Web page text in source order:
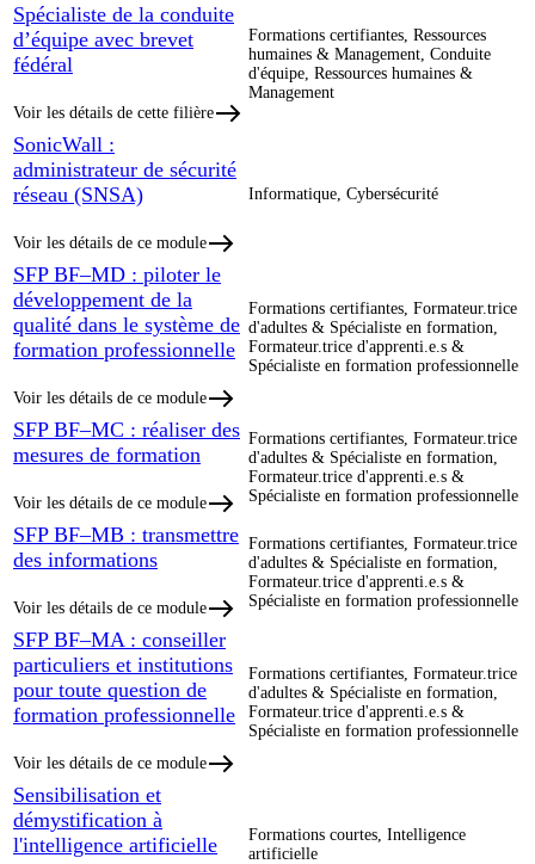
Spécialiste de la conduite
d’équipe avec brevet
fédéral
Voir les détails de cette filière
Formations certifiantes, Ressources
humaines & Management, Conduite
d'équipe, Ressources humaines &
Management
SonicWall :
administrateur de sécurité
réseau (SNSA)
Voir les détails de ce module
Informatique, Cybersécurité
SFP BF–MD : piloter le
développement de la
qualité dans le système de
formation professionnelle
Voir les détails de ce module
Formations certifiantes, Formateur.trice
d'adultes & Spécialiste en formation,
Formateur.trice d'apprenti.e.s &
Spécialiste en formation professionnelle
SFP BF–MC : réaliser des
mesures de formation
Voir les détails de ce module
Formations certifiantes, Formateur.trice
d'adultes & Spécialiste en formation,
Formateur.trice d'apprenti.e.s &
Spécialiste en formation professionnelle
SFP BF–MB : transmettre
des informations
Voir les détails de ce module
Formations certifiantes, Formateur.trice
d'adultes & Spécialiste en formation,
Formateur.trice d'apprenti.e.s &
Spécialiste en formation professionnelle
SFP BF–MA : conseiller
particuliers et institutions
pour toute question de
formation professionnelle
Voir les détails de ce module
Formations certifiantes, Formateur.trice
d'adultes & Spécialiste en formation,
Formateur.trice d'apprenti.e.s &
Spécialiste en formation professionnelle
Sensibilisation et
démystification à
l'intelligence artificielle
Formations courtes, Intelligence
artificielle